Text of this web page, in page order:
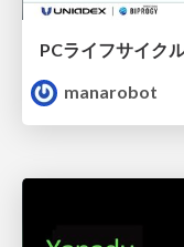
PCライフサイク
manarobot